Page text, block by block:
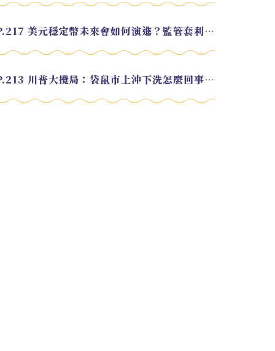
EP.217 美元穩定幣未來會如何演進？監管套利終將收斂？feat. 研究員 余哲安
EP.213 川普大攪局：袋鼠市上沖下洗怎麼回事？feat. Alvin